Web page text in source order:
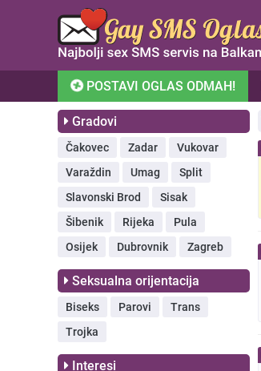
POSTAVI OGLAS ODMAH!
Gradovi
Čakovec Zadar
Vukovar
Varaždin
Umag
Split
Slavonski Brod
Sisak
Šibenik
Rijeka
Pula
Osijek
Dubrovnik Zagreb
Seksualna orijentacija
Biseks Parovi
Trans
Trojka
Interesi